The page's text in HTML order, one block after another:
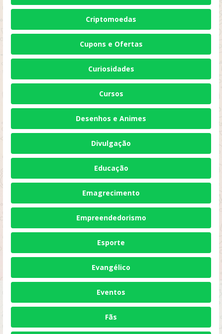
Criptomoedas
Cupons e Ofertas
Curiosidades
Cursos
Desenhos e Animes
Divulgação
Educação
Emagrecimento
Empreendedorismo
Esporte
Evangélico
Eventos
Fãs